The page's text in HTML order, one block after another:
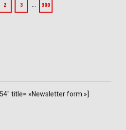
2 3 … 300
title= »Newsletter form »]